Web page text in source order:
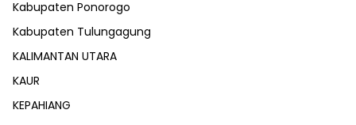
Kabupaten Ponorogo
Kabupaten Tulungagung
KALIMANTAN UTARA
KAUR
KEPAHIANG